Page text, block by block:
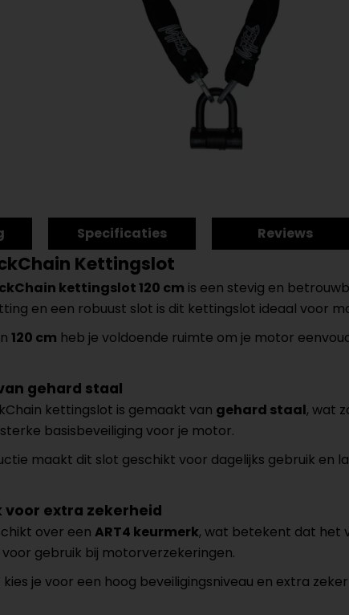
Specificaties Reviews
Kettingslot
kettingslot 120 cm is een stevig en
en een robuust slot is dit kettingslot ideaal voor
120 cm heb je voldoende ruimte om je motor
gehard staal
kettingslot is gemaakt van gehard staal, wat
basisbeveiliging voor je motor.
maakt dit slot geschikt voor dagelijks gebruik en
voor extra zekerheid
over een ART4 keurmerk, wat betekent dat het
gebruik bij motorverzekeringen.
je voor een hoog beveiligingsniveau en extra